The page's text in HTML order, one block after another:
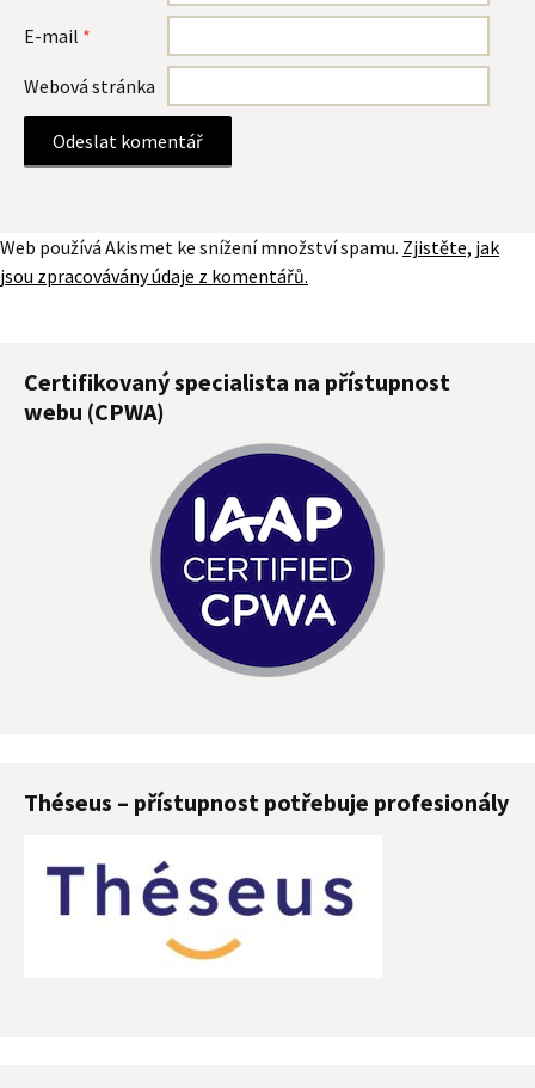
E-mail *
Webová stránka
Web používá Akismet ke snížení množství spamu. Zjistěte, jak
jsou zpracovávány údaje z komentářů.
Certifikovaný specialista na přístupnost
webu (CPWA)
Théseus – přístupnost potřebuje profesionály